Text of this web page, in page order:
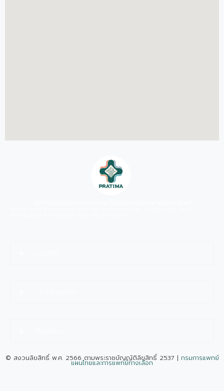
© สงวนลิขสิทธิ์ พ.ศ. 2566 ตามพระราชบัญญัติลิขสิทธิ์ 2537 | กรมการแพทย์
แผนไทยและการแพทย์ทางเลือก